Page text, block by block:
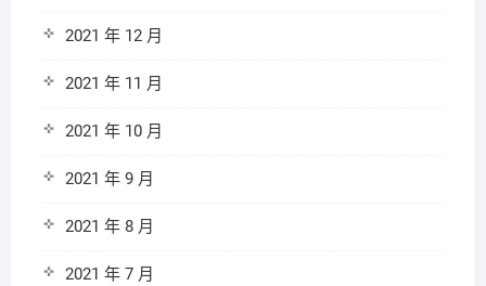
2021 年 12 月
2021 年 11 月
2021 年 10 月
2021 年 9 月
2021 年 8 月
2021 年 7 月